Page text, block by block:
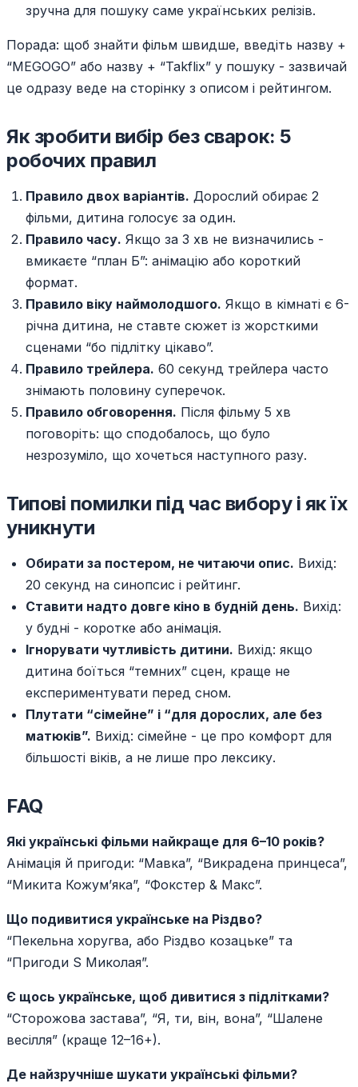
зручна для пошуку саме українських релізів.
Порада: щоб знайти фільм швидше, введіть назву +
“MEGOGO” або назву + “Takflix” у пошуку - зазвичай
це одразу веде на сторінку з описом і рейтингом.
Як зробити вибір без сварок: 5
робочих правил
Правило двох варіантів. Дорослий обирає 2
фільми, дитина голосує за один.
Правило часу. Якщо за 3 хв не визначились -
вмикаєте “план Б”: анімацію або короткий
формат.
Правило віку наймолодшого. Якщо в кімнаті є 6-
річна дитина, не ставте сюжет із жорсткими
сценами “бо підлітку цікаво”.
Правило трейлера. 60 секунд трейлера часто
знімають половину суперечок.
Правило обговорення. Після фільму 5 хв
поговоріть: що сподобалось, що було
незрозуміло, що хочеться наступного разу.
Типові помилки під час вибору і як їх
уникнути
Обирати за постером, не читаючи опис. Вихід:
20 секунд на синопсис і рейтинг.
Ставити надто довге кіно в будній день. Вихід:
у будні - коротке або анімація.
Ігнорувати чутливість дитини. Вихід: якщо
дитина боїться “темних” сцен, краще не
експериментувати перед сном.
Плутати “сімейне” і “для дорослих, але без
матюків”. Вихід: сімейне - це про комфорт для
більшості віків, а не лише про лексику.
FAQ
Які українські фільми найкраще для 6–10 років?
Анімація й пригоди: “Мавка”, “Викрадена принцеса”,
“Микита Кожум’яка”, “Фокстер & Макс”.
Що подивитися українське на Різдво?
“Пекельна хоругва, або Різдво козацьке” та
“Пригоди S Миколая”.
Є щось українське, щоб дивитися з підлітками?
“Сторожова застава”, “Я, ти, він, вона”, “Шалене
весілля” (краще 12–16+).
Де найзручніше шукати українські фільми?